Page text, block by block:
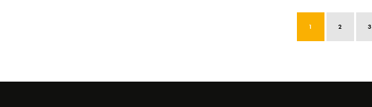
1 2 3